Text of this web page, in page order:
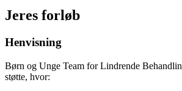
Jeres forløb
Henvisning
Børn og Unge Team for Lindrende
støtte, hvor: